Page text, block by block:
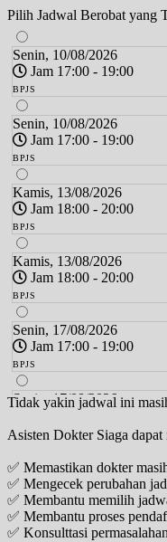
Pilih Jadwal Berobat yang
Senin, 10/08/2026
Jam 17:00 - 19:00
BPJS
Senin, 10/08/2026
Jam 17:00 - 19:00
BPJS
Kamis, 13/08/2026
Jam 18:00 - 20:00
BPJS
Kamis, 13/08/2026
Jam 18:00 - 20:00
BPJS
Senin, 17/08/2026
Jam 17:00 - 19:00
BPJS
Senin, 17/08/2026
Jam 17:00 - 19:00
BPJS
Kamis, 20/08/2026
Jam 18:00 - 20:00
BPJS
Kamis, 20/08/2026
Tidak yakin jadwal ini
Asisten Dokter Siaga dapat
✅ Memastikan dokter
✅ Mengecek perubahan
✅ Membantu memilih
✅ Membantu proses
✅ Konsulttasi